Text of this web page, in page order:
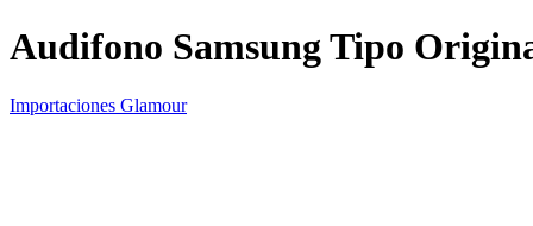
Audifono Samsung Tipo
Importaciones Glamour